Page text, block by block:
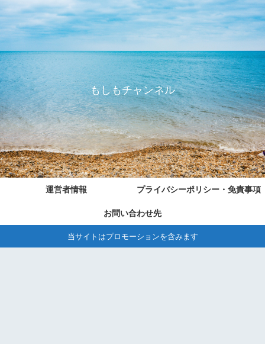
もしもチャンネル
運営者情報 プライバシーポリシー・免責事項
お問い合わせ先
当サイトはプロモーションを含みます